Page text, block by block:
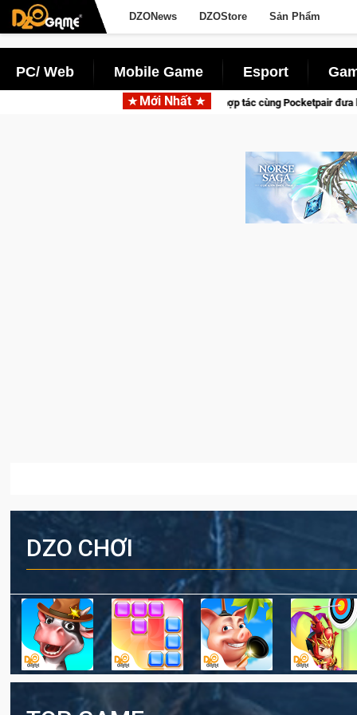
DZONews DZOStore Sản Phẩm
PC/ Web Mobile Game Esport
Mới Nhất
Garena hợp tác cùng Pocketpair đưa bom tấn săn thú sinh tồn lên di
DZO CHƠI